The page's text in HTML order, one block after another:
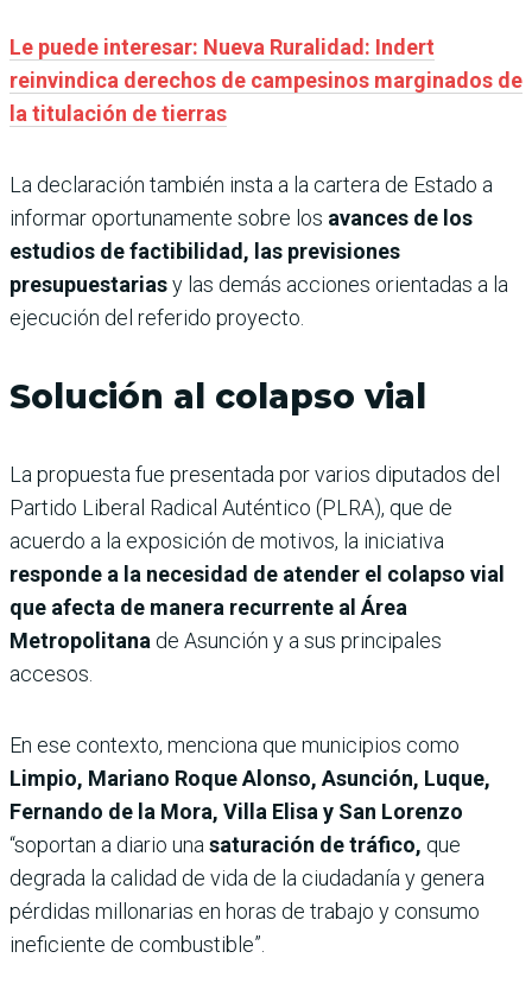
Le puede interesar: Nueva Ruralidad: Indert
reinvindica derechos de campesinos marginados de
la titulación de tierras
La declaración también insta a la cartera de Estado a
informar oportunamente sobre los avances de los
estudios de factibilidad, las previsiones
presupuestariasy las demás acciones orientadas a la
ejecución del referido proyecto.
Solución al colapso vial
La propuesta fue presentada por varios diputados del
Partido Liberal Radical Auténtico (PLRA), que de
acuerdo a la exposición de motivos, la iniciativa
responde a la necesidad de atender el colapso vial
que afecta de manera recurrente al Área
Metropolitana de Asunción y a sus principales
accesos.
En ese contexto, menciona que municipios como
Limpio, Mariano Roque Alonso, Asunción, Luque,
Fernando de la Mora, Villa Elisa y San Lorenzo
“soportan a diario una saturación de tráfico, que
degrada la calidad de vida de la ciudadanía y genera
pérdidas millonarias en horas de trabajo y consumo
ineficiente de combustible”.